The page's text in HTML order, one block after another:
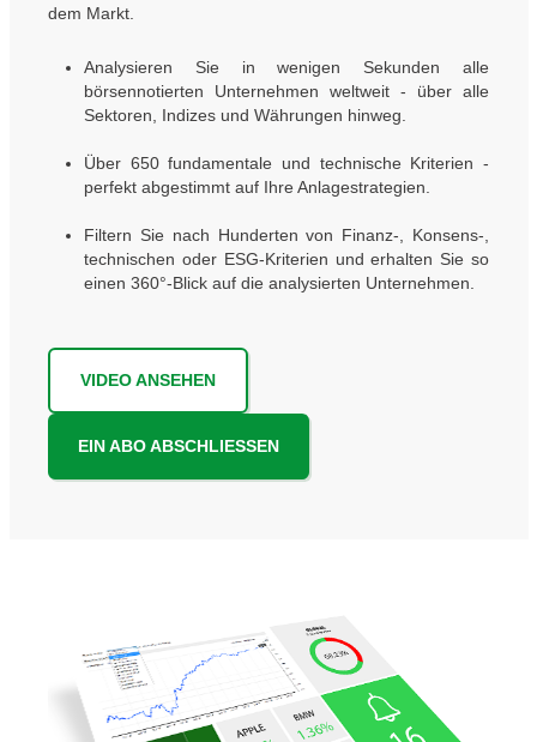
dem Markt.
Analysieren Sie in wenigen Sekunden alle
börsennotierten Unternehmen weltweit - über alle
Sektoren, Indizes und Währungen hinweg.
Über 650 fundamentale und technische Kriterien -
perfekt abgestimmt auf Ihre Anlagestrategien.
Filtern Sie nach Hunderten von Finanz-, Konsens-,
technischen oder ESG-Kriterien und erhalten Sie so
einen 360°-Blick auf die analysierten Unternehmen.
VIDEO ANSEHEN
EIN ABO ABSCHLIESSEN